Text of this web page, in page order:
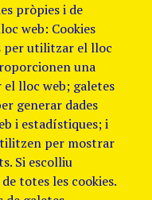
pròpies i de
web: Cookies
per utilitzar el lloc
una
lloc web; galetes
generar dades
i estadístiques; i
per mostrar
Si escolliu
totes les cookies.